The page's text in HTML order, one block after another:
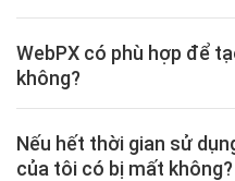
WebPX có phù hợp để
không?
Nếu hết thời gian sử
của tôi có bị mất không?